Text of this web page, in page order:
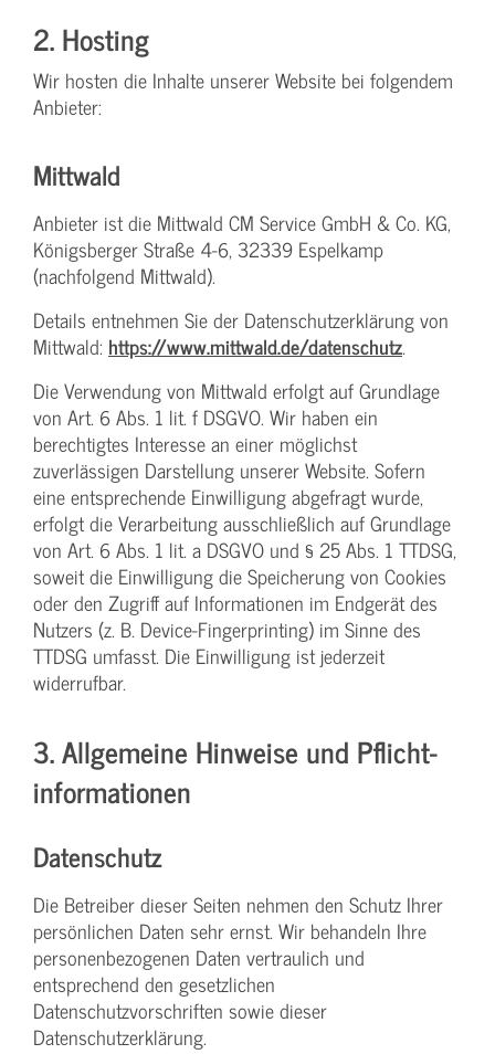
2. Hosting
Wir hosten die Inhalte unserer Website bei folgendem
Anbieter:
Mittwald
Anbieter ist die Mittwald CM Service GmbH & Co. KG,
Königsberger Straße 4-6, 32339 Espelkamp
(nachfolgend Mittwald).
Details entnehmen Sie der Datenschutzerklärung von
Mittwald: https://www.mittwald.de/datenschutz.
Die Verwendung von Mittwald erfolgt auf Grundlage
von Art. 6 Abs. 1 lit. f DSGVO. Wir haben ein
berechtigtes Interesse an einer möglichst
zuverlässigen Darstellung unserer Website. Sofern
eine entsprechende Einwilligung abgefragt wurde,
erfolgt die Verarbeitung ausschließlich auf Grundlage
von Art. 6 Abs. 1 lit. a DSGVO und § 25 Abs. 1 TTDSG,
soweit die Einwilligung die Speicherung von Cookies
oder den Zugriff auf Informationen im Endgerät des
Nutzers (z. B. Device-Fingerprinting) im Sinne des
TTDSG umfasst. Die Einwilligung ist jederzeit
widerrufbar.
3. Allgemeine Hinweise und Pflicht­
informationen
Datenschutz
Die Betreiber dieser Seiten nehmen den Schutz Ihrer
persönlichen Daten sehr ernst. Wir behandeln Ihre
personenbezogenen Daten vertraulich und
entsprechend den gesetzlichen
Datenschutzvorschriften sowie dieser
Datenschutzerklärung.